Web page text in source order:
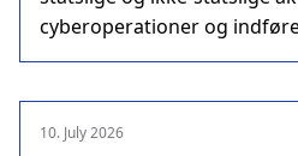
cyberoperationer og
10. July 2026